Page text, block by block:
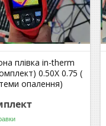
плівка in-therm
0.50Х 0.75 (
опалення)